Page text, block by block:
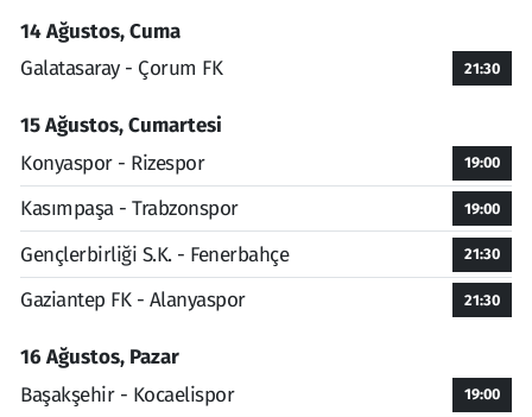
14 Ağustos, Cuma
Galatasaray - Çorum FK
21:30
15 Ağustos, Cumartesi
Konyaspor - Rizespor
19:00
Kasımpaşa - Trabzonspor 19:00
Gençlerbirliği S.K. - Fenerbahçe 21:30
Gaziantep FK - Alanyaspor 21:30
16 Ağustos, Pazar
Başakşehir - Kocaelispor
19:00